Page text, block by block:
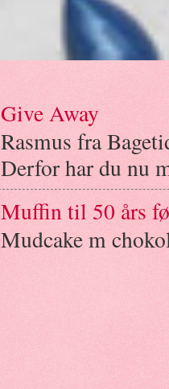
Give Away
Rasmus fra
Derfor har du nu
Muffin til 50 års
Mudcake m